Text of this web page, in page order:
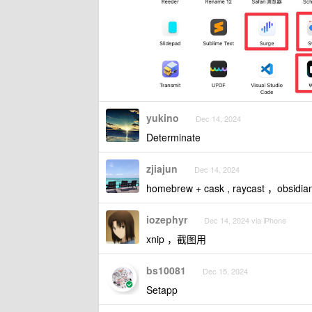
yukino Dec 14, 2024
Determinate
zjiajun Dec 14, 2024
homebrew + cask , raycast ，
iozephyr Dec 14, 2024 via iPhone
xnip ，截图用
bs10081 Dec 15, 2024
Setapp